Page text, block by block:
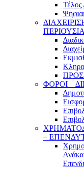
Τέλος
ΦΟΡΟΙ –
–